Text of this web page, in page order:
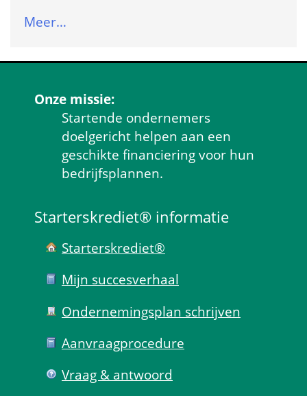
Meer…
Onze missie:
Startende ondernemers
doelgericht helpen aan een
geschikte financiering voor hun
bedrijfsplannen.
Starterskrediet® informatie
Starterskrediet®
Mijn succes­verhaal
Ondernemings­plan schrijven
Aanvraag­procedure
Vraag & antwoord